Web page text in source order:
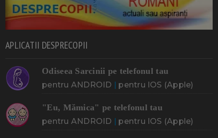
APLICATII DESPRECOPII
Odiseea Sarcinii pe telefonul tau
pentru ANDROID | pentru IOS (Apple)
"Eu, Mămica" pe telefonul tau
pentru ANDROID | pentru IOS (Apple)